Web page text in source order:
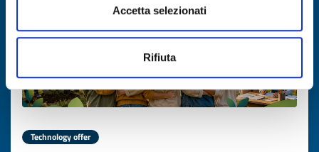
Accetta selezionati
Rifiuta
Technology offer